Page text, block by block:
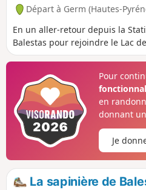
Départ à Germ (Hautes-
En un aller-retour depuis la
Balestas pour rejoindre le Lac
Pour
en
donnant
Je
La sapinière de